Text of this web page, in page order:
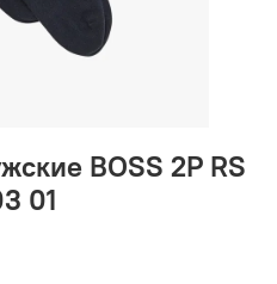
BOSS 2P RS
01